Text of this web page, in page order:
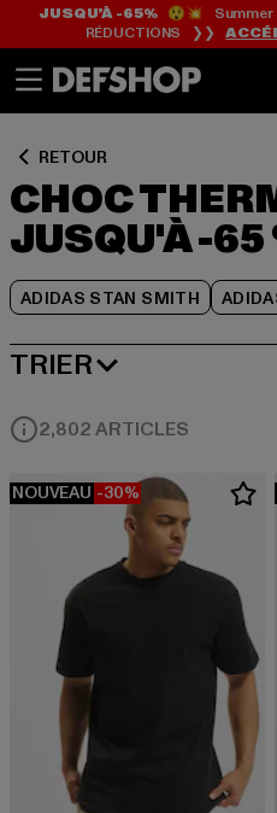
JUSQU’À -65%😲💥 Summer
RÉDUCTIONS ❯❯
RETOUR
CHOC
JUSQU'À -65
ADIDAS STAN SMITH
TRIER
MEILLEURES
2,802 ARTICLES
NOUVEAU -30%